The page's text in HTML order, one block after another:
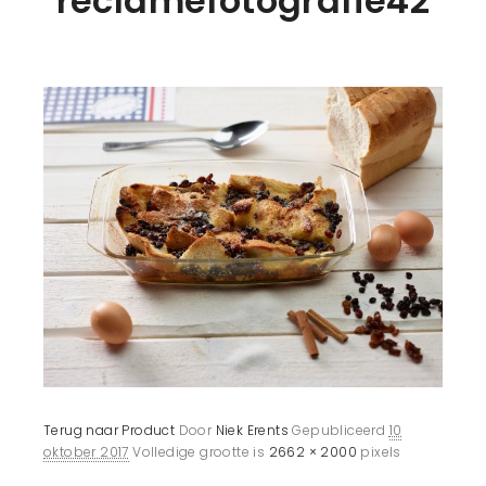
Terug naar Product Door Niek Erents Gepubliceerd 10
oktober 2017 Volledige grootte is 2662 × 2000 pixels